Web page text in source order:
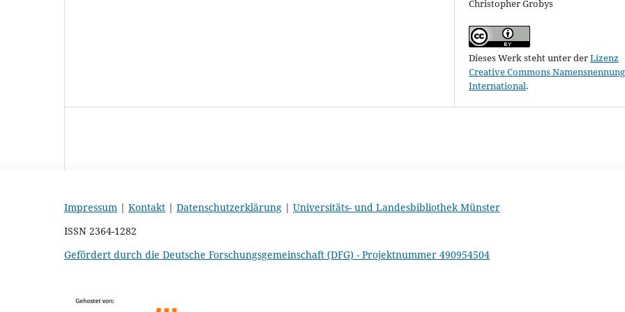
Christopher Grobys
Dieses Werk steht unter derLizenz
Creative Commons
International.
Impressum | Kontakt | Datenschutzerklärung | Universitäts- und Landesbibliothek Münster
ISSN 2364-1282
Gefördert durch die Deutsche Forschungsgemeinschaft (DFG) - Projektnummer 490954504